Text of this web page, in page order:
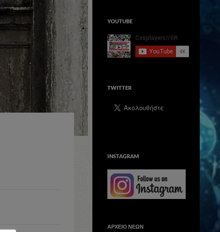
YOUTUBE
TWITTER
INSTAGRAM
ΑΡΧΕΙΟ ΝΕΩΝ